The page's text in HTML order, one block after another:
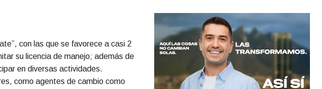
con las que se favorece a casi 2
su licencia de manejo; además de
en diversas actividades.
como agentes de cambio como